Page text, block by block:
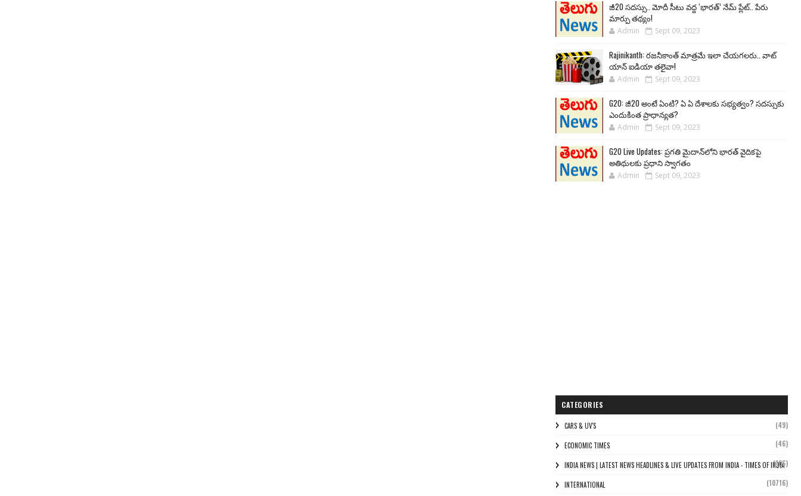
జీ20 సదస్సు.. మోదీ సీటు వద్ద ‘భారత్’ నేమ్ ప్లేట్‌.. పేరు
మార్పు తథ్యం!
Admin Sept 09, 2023
Rajinikanth: రజనీకాంత్ మాత్రమే ఇలా చేయగలరు.. వాట్
యాన్ ఐడియా తలైవా!
Admin Sept 09, 2023
G20: జీ20 అంటే ఏంటి? ఏ ఏ దేశాలకు సభ్యత్వం? సదస్సుకు
ఎందుకింత ప్రాధాన్యత?
Admin Sept 09, 2023
G20 Live Updates: ప్రగతి మైదాన్‌లోని భారత్ వైదికపై
అతిథులకు ప్రధాని స్వాగతం
Admin Sept 09, 2023
CATEGORIES
CARS & UV'S (49)
ECONOMIC TIMES (46)
INDIA NEWS | LATEST NEWS HEADLINES & LIVE UPDATES FROM INDIA - TIMES OF INDIA
(106)
INTERNATIONAL (10716)